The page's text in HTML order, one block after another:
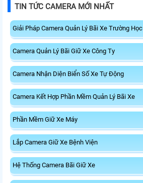
TIN TỨC CAMERA MỚI NHẤT
Giải Pháp Camera Quản Lý Bãi Xe Trường Học
Camera Quản Lý Bãi Giữ Xe Công Ty
Camera Nhận Diện Biển Số Xe Tự Động
Camera Kết Hợp Phần Mềm Quản Lý Bãi Xe
Phần Mềm Giữ Xe Máy
Lắp Camera Giữ Xe Bệnh Viện
Hệ Thống Camera Bãi Giữ Xe